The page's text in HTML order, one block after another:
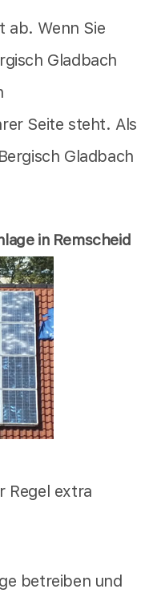
ab. Wenn Sie
Gladbach
Seite steht. Als
Gladbach
in Remscheid
Regel extra
betreiben und